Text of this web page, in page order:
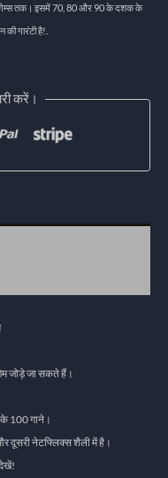
तक। इसमें 70, 80 और 90 के दशक के
की गारंटी है!.
करें।
जोड़े जा सकते हैं।
100 गाने।
दूसरी नेटफ्लिक्स शैली में है।
देखें!